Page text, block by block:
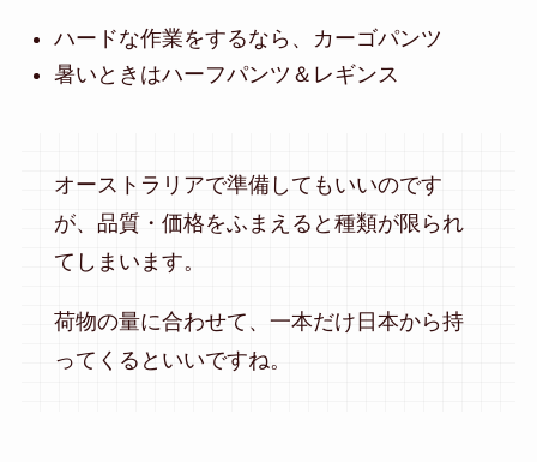
ハードな作業をするなら、カーゴパンツ
暑いときはハーフパンツ＆レギンス
オーストラリアで準備してもいいのです
が、品質・価格をふまえると種類が限られ
てしまいます。
荷物の量に合わせて、一本だけ日本から持
ってくるといいですね。